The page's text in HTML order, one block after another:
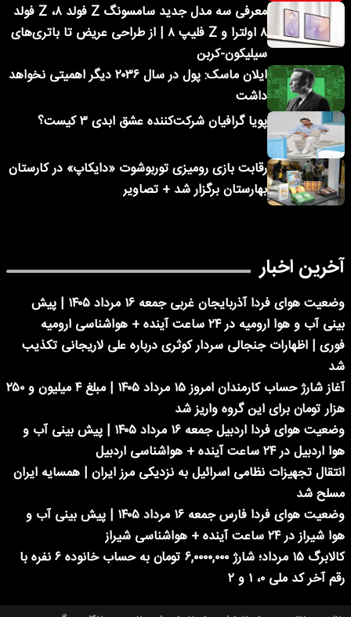
معرفی سه مدل جدید سامسونگ Z فولد ۸، Z فولد
۸ اولترا و Z فلیپ ۸ | از طراحی عریض تا باتری‌های
سیلیکون-کربن
ایلان ماسک: پول در سال ۲۰۳۶ دیگر اهمیتی نخواهد
داشت
پویا گرافیان شرکت‌کننده عشق ابدی ۳ کیست؟
رقابت بازی رومیزی توربوشوت «دایکاپ» در کارستان
بهارستان برگزار شد + تصاویر
آخرین اخبار
وضعیت هوای فردا آذربایجان غربی جمعه ۱۶ مرداد ۱۴۰۵ | پیش
بینی آب و هوا ارومیه در ۲۴ ساعت آینده + هواشناسی ارومیه
فوری | اظهارات جنجالی سردار کوثری درباره علی لاریجانی تکذیب
شد
آغاز شارژ حساب کارمندان امروز ۱۵ مرداد ۱۴۰۵ | مبلغ ۴ میلیون و ۲۵۰
هزار تومان برای این گروه واریز شد
وضعیت هوای فردا اردبیل جمعه ۱۶ مرداد ۱۴۰۵ | پیش بینی آب و
هوا اردبیل در ۲۴ ساعت آینده + هواشناسی اردبیل
انتقال تجهیزات نظامی اسرائیل به نزدیکی مرز ایران | همسایه ایران
مسلح شد
وضعیت هوای فردا فارس جمعه ۱۶ مرداد ۱۴۰۵ | پیش بینی آب و
هوا شیراز در ۲۴ ساعت آینده + هواشناسی شیراز
کالابرگ ۱۵ مرداد؛ شارژ ۶,۰۰۰۰,۰۰۰ تومان به حساب خانوده ۶ نفره با
رقم آخر کد ملی ۰، ۱ و ۲